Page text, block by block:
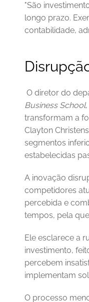
"São
longo prazo.
contabilidade,
O diretor do
Business School
transformam a
Clayton
segmentos
estabelecidas
A inovação
competidores
percebida e
tempos, pela
Ele esclarece a
investimento,
percebem
implementam
O processo